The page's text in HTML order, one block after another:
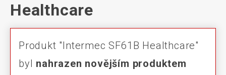
Healthcare
Produkt "Intermec SF61B Healthcare"
byl nahrazen novějším produktem